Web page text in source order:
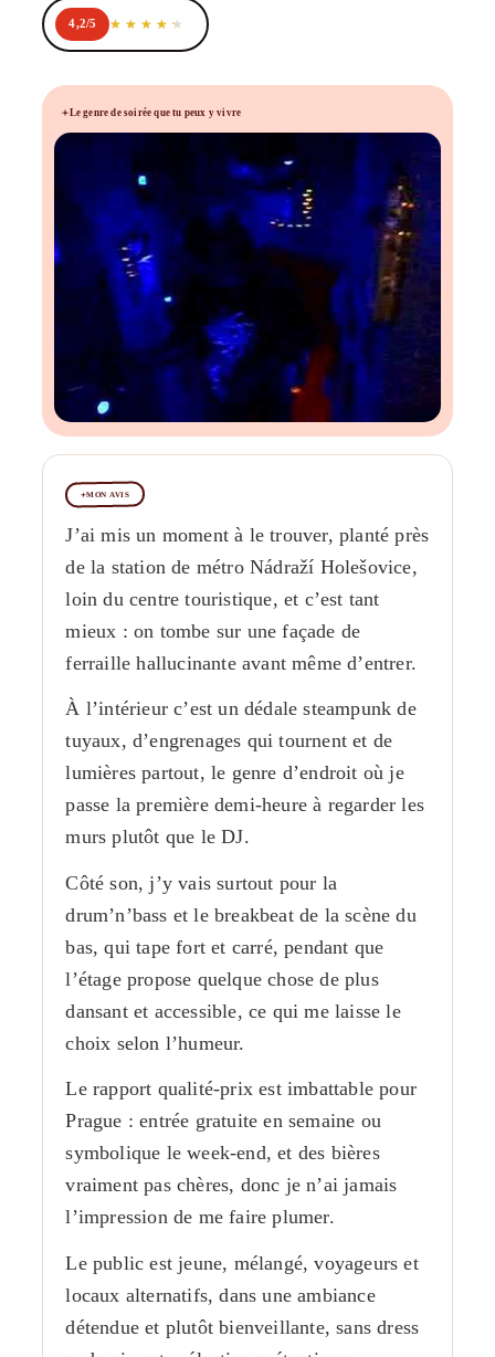
4,2/5
Le genre de soirée que tu peux y vivre
MON AVIS
J’ai mis un moment à le trouver, planté près
de la station de métro Nádraží Holešovice,
loin du centre touristique, et c’est tant
mieux : on tombe sur une façade de
ferraille hallucinante avant même d’entrer.
À l’intérieur c’est un dédale steampunk de
tuyaux, d’engrenages qui tournent et de
lumières partout, le genre d’endroit où je
passe la première demi-heure à regarder les
murs plutôt que le DJ.
Côté son, j’y vais surtout pour la
drum’n’bass et le breakbeat de la scène du
bas, qui tape fort et carré, pendant que
l’étage propose quelque chose de plus
dansant et accessible, ce qui me laisse le
choix selon l’humeur.
Le rapport qualité-prix est imbattable pour
Prague : entrée gratuite en semaine ou
symbolique le week-end, et des bières
vraiment pas chères, donc je n’ai jamais
l’impression de me faire plumer.
Le public est jeune, mélangé, voyageurs et
locaux alternatifs, dans une ambiance
détendue et plutôt bienveillante, sans dress